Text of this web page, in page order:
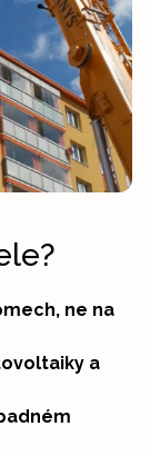
ne na
a